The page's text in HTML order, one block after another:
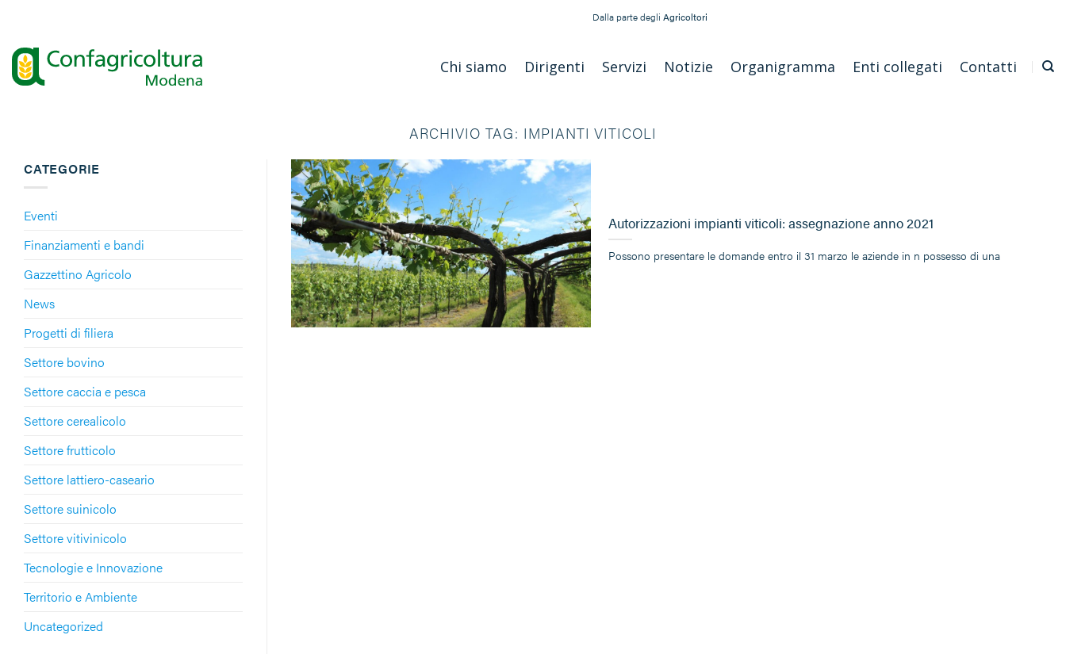
contenuti
Dalla parte degli Agricoltori
Chi siamo Dirigenti Servizi Notizie Organigramma Enti collegati Contatti
ARCHIVIO TAG: IMPIANTI VITICOLI
CATEGORIE
Eventi
Finanziamenti e bandi
Gazzettino Agricolo
News
Progetti di filiera
Settore bovino
Settore caccia e pesca
Settore cerealicolo
Settore frutticolo
Settore lattiero-caseario
Settore suinicolo
Settore vitivinicolo
Tecnologie e Innovazione
Territorio e Ambiente
Uncategorized
Autorizzazioni impianti viticoli: assegnazione anno 2021
Possono presentare le domande entro il 31 marzo le aziende in n possesso di una